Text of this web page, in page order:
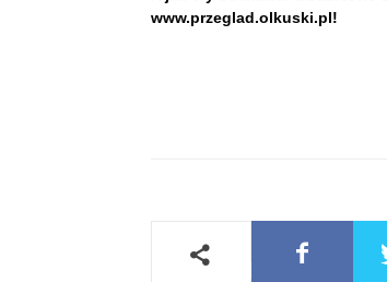
www.przeglad.olkuski.pl!